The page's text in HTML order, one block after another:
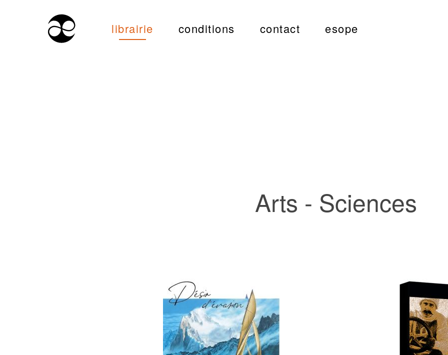
librairie conditions contact esope
Arts - Sciences